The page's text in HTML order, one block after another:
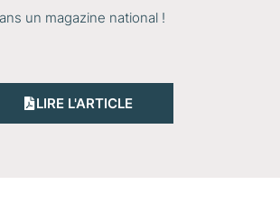
un magazine national !
LIRE L'ARTICLE